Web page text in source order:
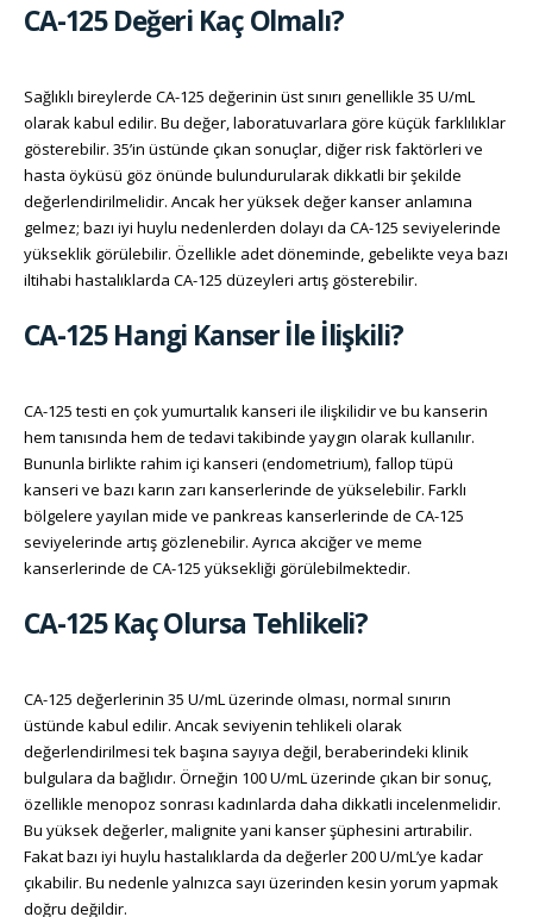
CA-125 Değeri Kaç Olmalı?
Sağlıklı bireylerde CA-125 değerinin üst sınırı genellikle 35 U/mL
olarak kabul edilir. Bu değer, laboratuvarlara göre küçük farklılıklar
gösterebilir. 35’in üstünde çıkan sonuçlar, diğer risk faktörleri ve
hasta öyküsü göz önünde bulundurularak dikkatli bir şekilde
değerlendirilmelidir. Ancak her yüksek değer kanser anlamına
gelmez; bazı iyi huylu nedenlerden dolayı da CA-125 seviyelerinde
yükseklik görülebilir. Özellikle adet döneminde, gebelikte veya bazı
iltihabi hastalıklarda CA-125 düzeyleri artış gösterebilir.
CA-125 Hangi Kanser İle İlişkili?
CA-125 testi en çok yumurtalık kanseri ile ilişkilidir ve bu kanserin
hem tanısında hem de tedavi takibinde yaygın olarak kullanılır.
Bununla birlikte rahim içi kanseri (endometrium), fallop tüpü
kanseri ve bazı karın zarı kanserlerinde de yükselebilir. Farklı
bölgelere yayılan mide ve pankreas kanserlerinde de CA-125
seviyelerinde artış gözlenebilir. Ayrıca akciğer ve meme
kanserlerinde de CA-125 yüksekliği görülebilmektedir.
CA-125 Kaç Olursa Tehlikeli?
CA-125 değerlerinin 35 U/mL üzerinde olması, normal sınırın
üstünde kabul edilir. Ancak seviyenin tehlikeli olarak
değerlendirilmesi tek başına sayıya değil, beraberindeki klinik
bulgulara da bağlıdır. Örneğin 100 U/mL üzerinde çıkan bir sonuç,
özellikle menopoz sonrası kadınlarda daha dikkatli incelenmelidir.
Bu yüksek değerler, malignite yani kanser şüphesini artırabilir.
Fakat bazı iyi huylu hastalıklarda da değerler 200 U/mL’ye kadar
çıkabilir. Bu nedenle yalnızca sayı üzerinden kesin yorum yapmak
doğru değildir.